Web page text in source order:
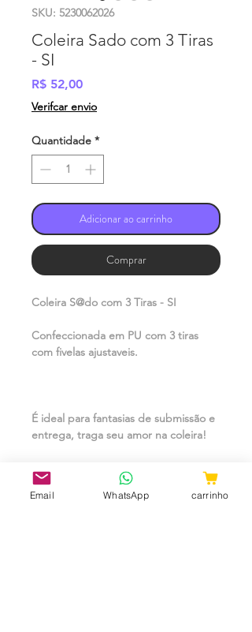
SKU: 5230062026
Coleira Sado com 3 Tiras
- SI
R$ 52,00Preço
Verifcar envio
Quantidade *
Adicionar ao carrinho
Comprar
Coleira S@do com 3 Tiras - SI
Confeccionada em PU com 3 tiras
com fivelas ajustaveis.
É ideal para fantasias de submissão e
entrega, traga seu amor na coleira!
Material:
Email WhatsApp carrinho